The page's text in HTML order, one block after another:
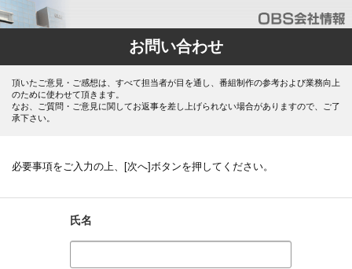
お問い合わせ
頂いたご意見・ご感想は、すべて担当者が目を通し、番組制作の参考および業務向上
のために使わせて頂きます。
なお、ご質問・ご意見に関してお返事を差し上げられない場合がありますので、ご了
承下さい。
必要事項をご入力の上、[次へ]ボタンを押してください。
氏名